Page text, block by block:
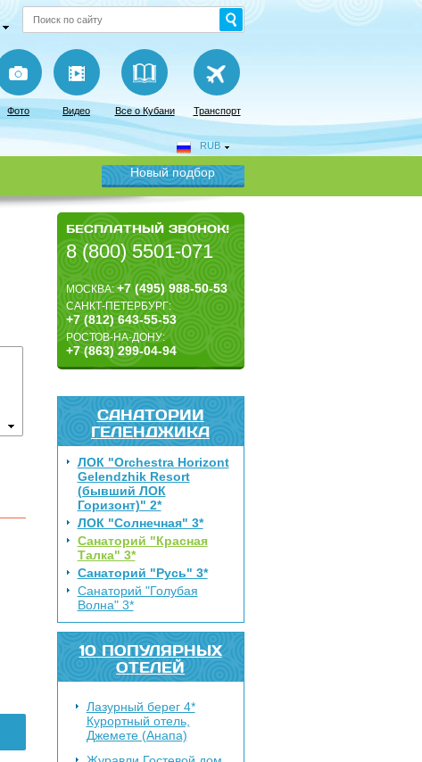
Фото Видео Все о Кубани Транспорт
RUB
Новый подбор
БЕСПЛАТНЫЙ ЗВОНОК!
8 (800) 5501-071
МОСКВА:+7 (495) 988-50-53
САНКТ-ПЕТЕРБУРГ:
+7 (812) 643-55-53
РОСТОВ-НА-ДОНУ:
+7 (863) 299-04-94
САНАТОРИИ
ГЕЛЕНДЖИКА
ЛОК "Orchestra Horizont
Gelendzhik Resort
(бывший ЛОК
Горизонт)" 2*
ЛОК "Солнечная" 3*
Санаторий "Красная
Талка" 3*
Санаторий "Русь" 3*
Санаторий "Голубая
Волна" 3*
10 ПОПУЛЯРНЫХ
ОТЕЛЕЙ
Лазурный берег 4*
Курортный отель,
Джемете (Анапа)